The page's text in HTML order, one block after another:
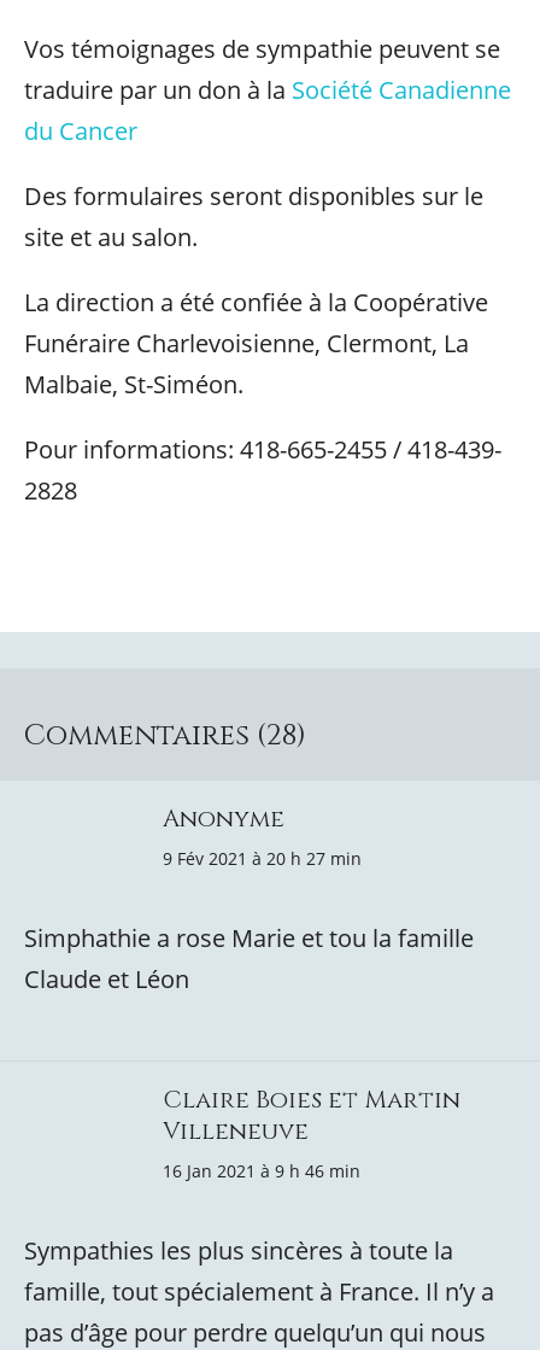
Vos témoignages de sympathie peuvent se
traduire par un don à la Société Canadienne
du Cancer
Des formulaires seront disponibles sur le
site et au salon.
La direction a été confiée à la Coopérative
Funéraire Charlevoisienne, Clermont, La
Malbaie, St-Siméon.
Pour informations: 418-665-2455 / 418-439-
2828
Commentaires (28)
Anonyme
9 Fév 2021 à 20 h 27 min
Simphathie a rose Marie et tou la famille
Claude et Léon
Claire Boies et Martin
Villeneuve
16 Jan 2021 à 9 h 46 min
Sympathies les plus sincères à toute la
famille, tout spécialement à France. Il n’y a
pas d’âge pour perdre quelqu’un qui nous